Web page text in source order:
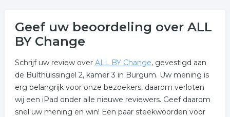
Geef uw beoordeling over ALL
BY Change
Schrijf uw review over ALL BY Change, gevestigd aan
de Bulthuissingel 2, kamer 3 in Burgum. Uw mening is
erg belangrijk voor onze bezoekers, daarom verloten
wij een iPad onder alle nieuwe reviewers. Geef daarom
snel uw mening en win! Een paar steekwoorden voor